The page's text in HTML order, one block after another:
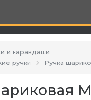
и карандаши
ручки
Ручка